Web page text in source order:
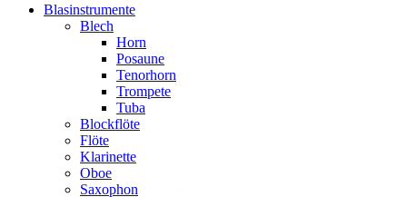
Blasinstrumente
Blech
Horn
Posaune
Tenorhorn
Trompete
Tuba
Blockflöte
Flöte
Klarinette
Oboe
Saxophon